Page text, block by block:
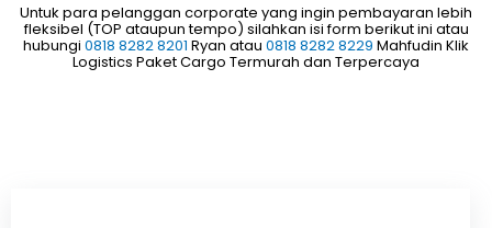
Untuk para pelanggan corporate yang ingin pembayaran lebih
fleksibel (TOP ataupun tempo) silahkan isi form berikut ini atau
hubungi 0818 8282 8201 Ryan atau 0818 8282 8229 Mahfudin Klik
Logistics Paket Cargo Termurah dan Terpercaya